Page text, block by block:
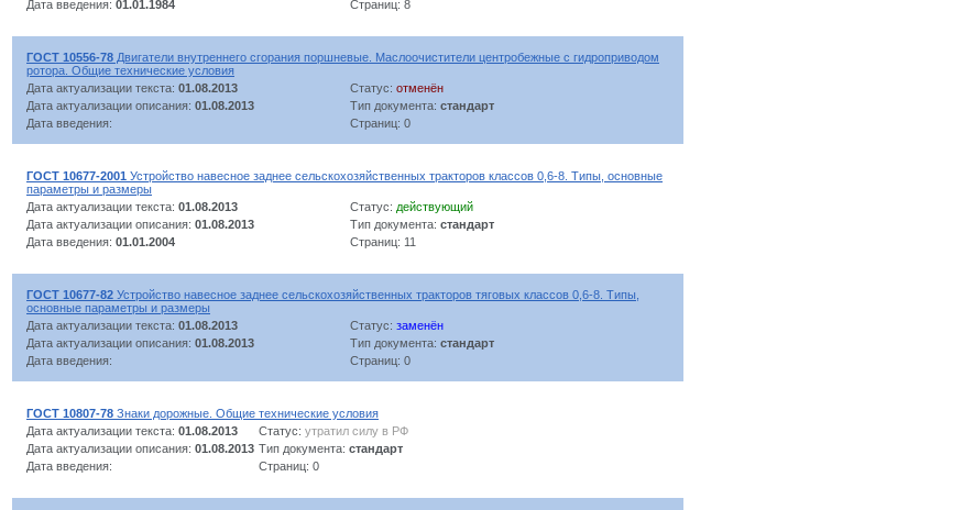
Дата введения: 01.01.1984 Страниц: 8
ГОСТ 10556-78 Двигатели внутреннего сгорания поршневые. Маслоочистители центробежные с гидроприводом
ротора. Общие технические условия
Дата актуализации текста: 01.08.2013 Статус: отменён
Дата актуализации описания: 01.08.2013 Тип документа: стандарт
Дата введения:
Страниц: 0
ГОСТ 10677-2001 Устройство навесное заднее сельскохозяйственных тракторов классов 0,6-8. Типы, основные
параметры и размеры
Дата актуализации текста: 01.08.2013 Статус: действующий
Дата актуализации описания: 01.08.2013 Тип документа: стандарт
Дата введения: 01.01.2004 Страниц: 11
ГОСТ 10677-82 Устройство навесное заднее сельскохозяйственных тракторов тяговых классов 0,6-8. Типы,
основные параметры и размеры
Дата актуализации текста: 01.08.2013 Статус: заменён
Дата актуализации описания: 01.08.2013 Тип документа: стандарт
Дата введения:
Страниц: 0
ГОСТ 10807-78 Знаки дорожные. Общие технические условия
Дата актуализации текста: 01.08.2013 Статус: утратил силу в РФ
Дата актуализации описания: 01.08.2013 Тип документа: стандарт
Дата введения:
Страниц: 0